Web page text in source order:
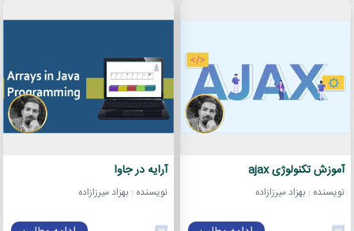
آموزش تکنولوژی ajax
نویسنده : بهزاد میرزازاده
آرایه در جاوا
نویسنده : بهزاد میرزازاده